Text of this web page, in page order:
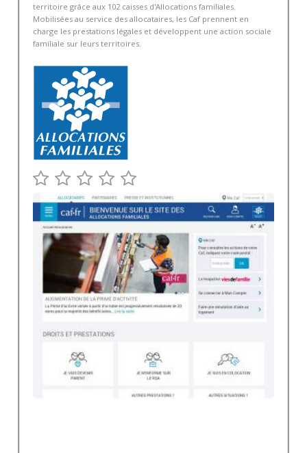
territoire grâce aux 102 caisses d'Allocations familiales.
Mobilisées au service des allocataires, les Caf prennent en
charge les prestations légales et développent une action sociale
familiale sur leurs territoires.